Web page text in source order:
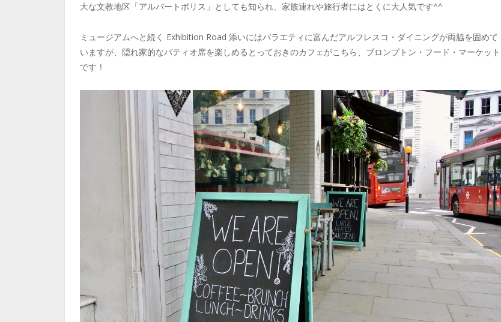
大な文教地区「アルバートポリス」としても知られ、家族連れや旅行者にはとくに大人気です^^
ミュージアムへと続く Exhibition Road 添いにはバラエティに富んだアルフレスコ・ダイニングが両脇を固めて
いますが、隠れ家的なパティオ席を楽しめるとっておきのカフェがこちら、ブロンプトン・フード・マーケット
です！